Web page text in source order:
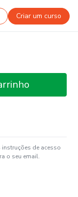
Criar um curso
de acesso
o seu email.